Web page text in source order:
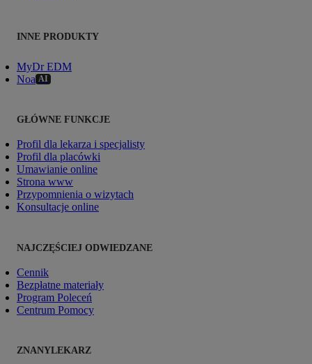
INNE PRODUKTY
MyDr EDM
Noa AI
GŁÓWNE FUNKCJE
Profil dla lekarza i specjalisty
Profil dla placówki
Umawianie online
Strona www
Przypomnienia o wizytach
Konsultacje online
NAJCZĘŚCIEJ ODWIEDZANE
Cennik
Bezpłatne materiały
Program Poleceń
Centrum Pomocy
ZNANYLEKARZ